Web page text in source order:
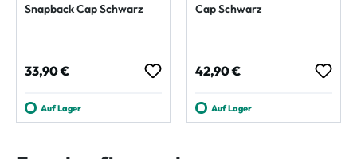
Snapback Cap Schwarz
Regulärer Preis:
33,90 €
Auf Lager
Cap Schwarz
Regulärer Preis:
42,90 €
Auf Lager